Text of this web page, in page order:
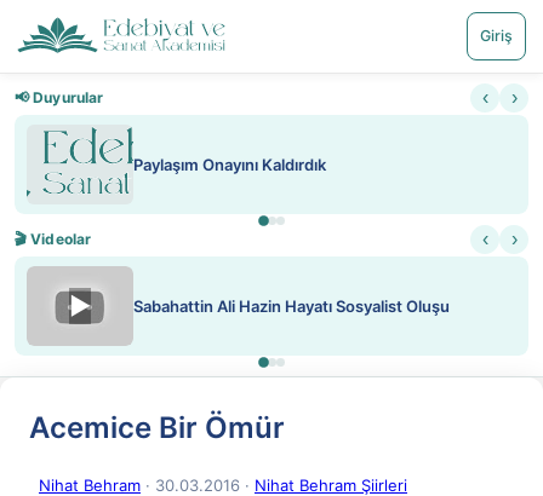
Giriş
📢 Duyurular ‹ ›
Paylaşım Onayını Kaldırdık
🎬 Videolar ‹ ›
▶ Sabahattin Ali Hazin Hayatı Sosyalist Oluşu
Acemice Bir Ömür
Nihat Behram · 30.03.2016 · Nihat Behram Şiirleri